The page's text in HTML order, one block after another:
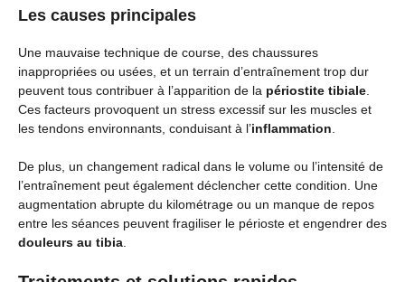
Les causes principales
Une mauvaise technique de course, des chaussures
inappropriées ou usées, et un terrain d’entraînement trop dur
peuvent tous contribuer à l’apparition de la périostite tibiale
Ces facteurs provoquent un stress excessif sur les muscles et
les tendons environnants, conduisant à l’inflammation
De plus, un changement radical dans le volume ou l’intensité de
l’entraînement peut également déclencher cette condition. Une
augmentation abrupte du kilométrage ou un manque de repos
entre les séances peuvent fragiliser le périoste et engendrer des
douleurs au tibia